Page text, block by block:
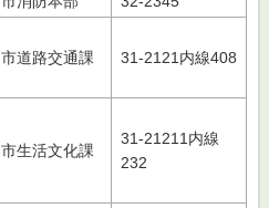
市道路交通課 31-2121内線408
市生活文化課
31-21211内線
232